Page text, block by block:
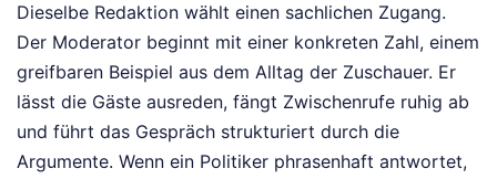
Dieselbe Redaktion wählt einen sachlichen Zugang.
Der Moderator beginnt mit einer konkreten Zahl, einem
greifbaren Beispiel aus dem Alltag der Zuschauer. Er
lässt die Gäste ausreden, fängt Zwischenrufe ruhig ab
und führt das Gespräch strukturiert durch die
Argumente. Wenn ein Politiker phrasenhaft antwortet,